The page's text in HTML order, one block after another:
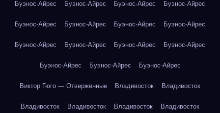
Буэнос-Айрес Буэнос-Айрес Буэнос-Айрес Буэнос-Айрес
Буэнос-Айрес Буэнос-Айрес Буэнос-Айрес Буэнос-Айрес
Буэнос-Айрес Буэнос-Айрес Буэнос-Айрес Буэнос-Айрес
Буэнос-Айрес Буэнос-Айрес Буэнос-Айрес
Виктор Гюго — Отверженные Владивосток Владивосток
Владивосток Владивосток Владивосток Владивосток